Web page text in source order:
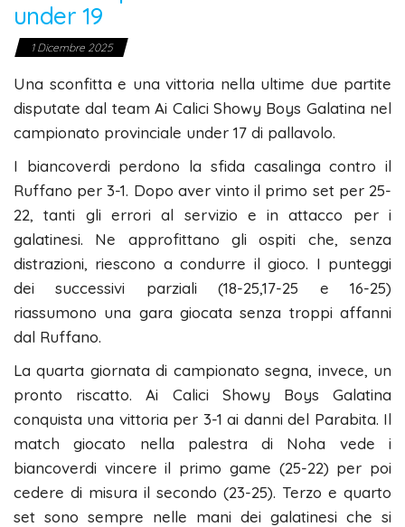
under 19
1 Dicembre 2025
Una sconfitta e una vittoria nella ultime due partite
disputate dal team Ai Calici Showy Boys Galatina nel
campionato provinciale under 17 di pallavolo.
I biancoverdi perdono la sfida casalinga contro il
Ruffano per 3-1. Dopo aver vinto il primo set per 25-
22, tanti gli errori al servizio e in attacco per i
galatinesi. Ne approfittano gli ospiti che, senza
distrazioni, riescono a condurre il gioco. I punteggi
dei successivi parziali (18-25,17-25 e 16-25)
riassumono una gara giocata senza troppi affanni
dal Ruffano.
La quarta giornata di campionato segna, invece, un
pronto riscatto. Ai Calici Showy Boys Galatina
conquista una vittoria per 3-1 ai danni del Parabita. Il
match giocato nella palestra di Noha vede i
biancoverdi vincere il primo game (25-22) per poi
cedere di misura il secondo (23-25). Terzo e quarto
set sono sempre nelle mani dei galatinesi che si